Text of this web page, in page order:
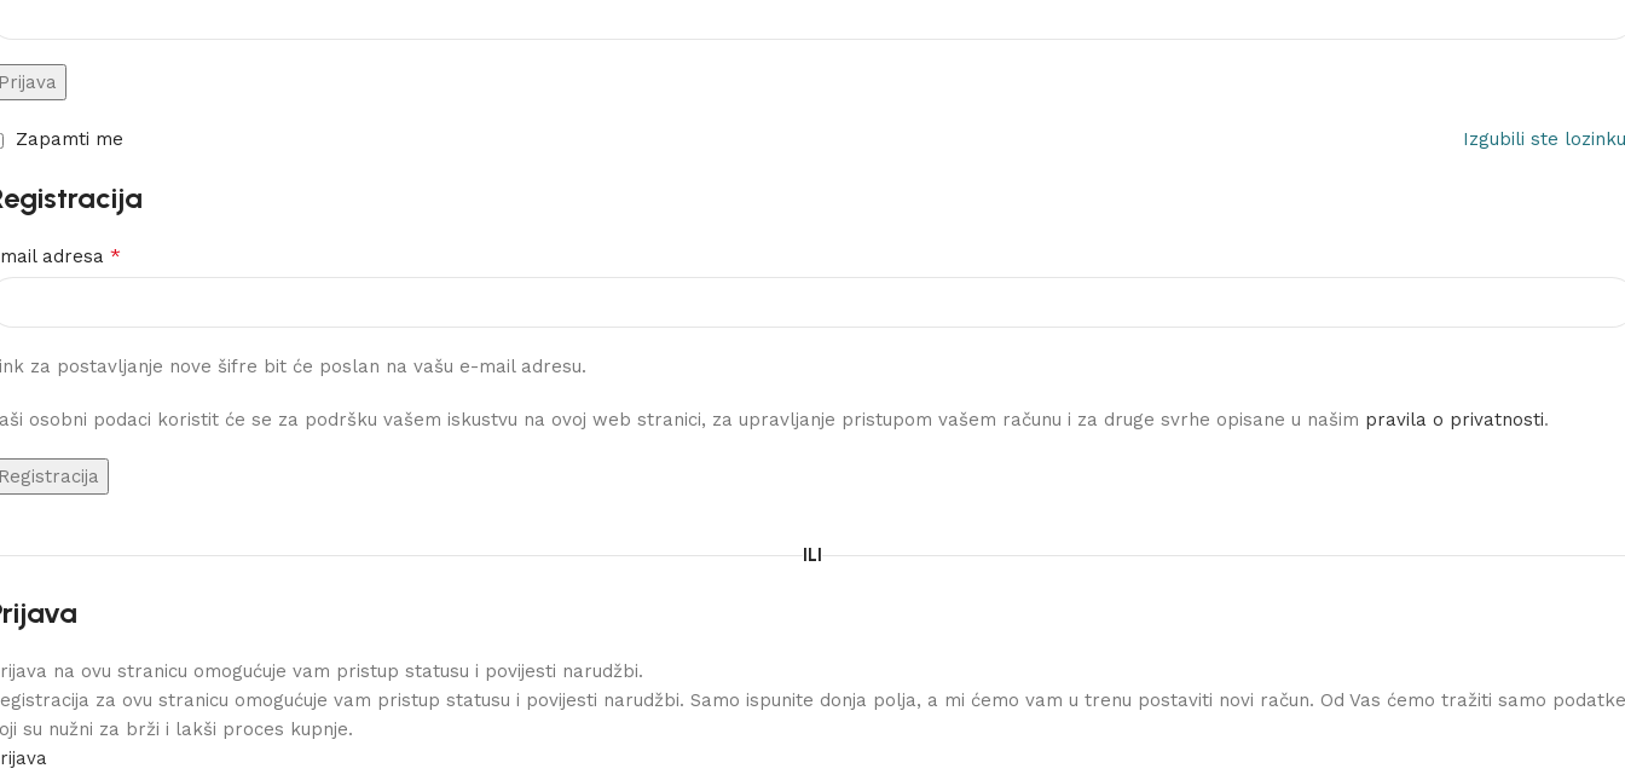
Izgubili ste
Zapamti me
adresa *
za postavljanje nove šifre bit će poslan na vašu e-mail adresu.
osobni podaci koristit će se za podršku vašem iskustvu na ovoj web stranici, za upravljanje pristupom vašem računu i za druge svrhe opisane u našim pravila o privatnosti.
ILI
na ovu stranicu omogućuje vam pristup statusu i povijesti narudžbi.
za ovu stranicu omogućuje vam pristup statusu i povijesti narudžbi. Samo ispunite donja polja, a mi ćemo vam u trenu postaviti novi račun. Od Vas ćemo tražiti samo podatke
su nužni za brži i lakši proces kupnje.